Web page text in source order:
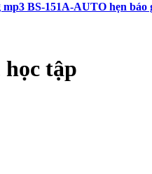
BS-151A-AUTO hẹn
tập